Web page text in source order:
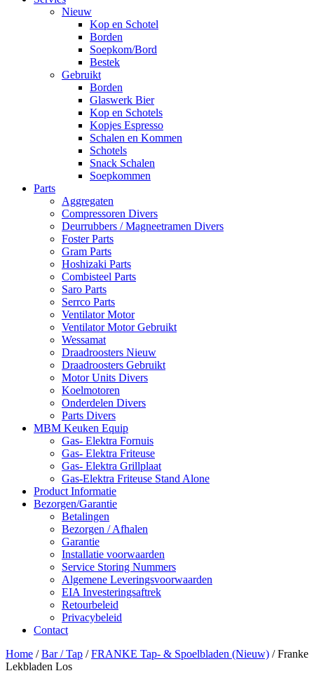
Nieuw
Kop en Schotel
Borden
Soepkom/Bord
Bestek
Gebruikt
Borden
Glaswerk Bier
Kop en Schotels
Kopjes Espresso
Schalen en Kommen
Schotels
Snack Schalen
Soepkommen
Parts
Aggregaten
Compressoren Divers
Deurrubbers / Magneetramen Divers
Foster Parts
Gram Parts
Hoshizaki Parts
Combisteel Parts
Saro Parts
Serrco Parts
Ventilator Motor
Ventilator Motor Gebruikt
Wessamat
Draadroosters Nieuw
Draadroosters Gebruikt
Motor Units Divers
Koelmotoren
Onderdelen Divers
Parts Divers
MBM Keuken Equip
Gas- Elektra Fornuis
Gas- Elektra Friteuse
Gas- Elektra Grillplaat
Gas-Elektra Friteuse Stand Alone
Product Informatie
Bezorgen/Garantie
Betalingen
Bezorgen / Afhalen
Garantie
Installatie voorwaarden
Service Storing Nummers
Algemene Leveringsvoorwaarden
EIA Investeringsaftrek
Retourbeleid
Privacybeleid
Contact
Close
Menu
Close
Cart
Home /Bar / Tap /FRANKE Tap- & Spoelbladen (Nieuw) / Franke
Lekbladen Los